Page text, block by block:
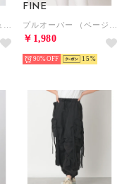
FINE
￥1,980
90% 15